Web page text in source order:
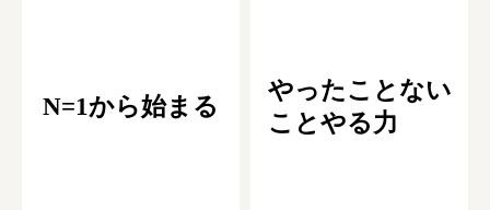
N=1から始まる
やったことない
ことやる力